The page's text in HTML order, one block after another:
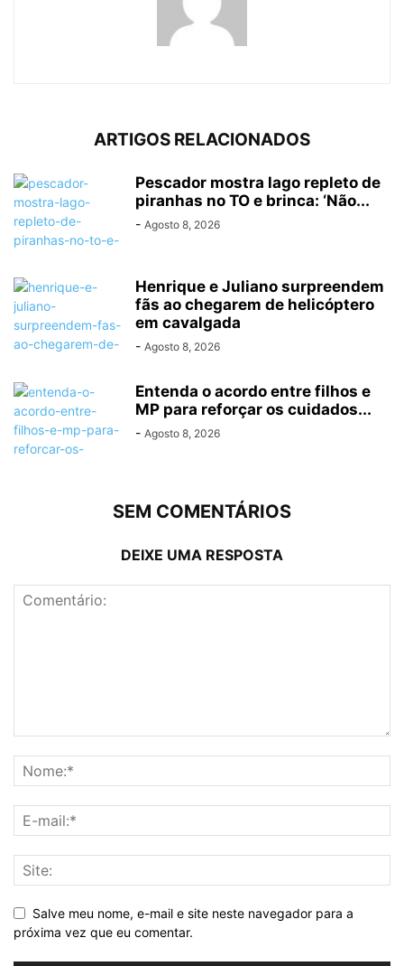
ARTIGOS RELACIONADOS
Pescador mostra lago repleto de
piranhas no TO e brinca: ‘Não...
- Agosto 8, 2026
Henrique e Juliano surpreendem
fãs ao chegarem de helicóptero
em cavalgada
- Agosto 8, 2026
Entenda o acordo entre filhos e
MP para reforçar os cuidados...
- Agosto 8, 2026
SEM COMENTÁRIOS
DEIXE UMA RESPOSTA
Salve meu nome, e-mail e site neste navegador para a
próxima vez que eu comentar.